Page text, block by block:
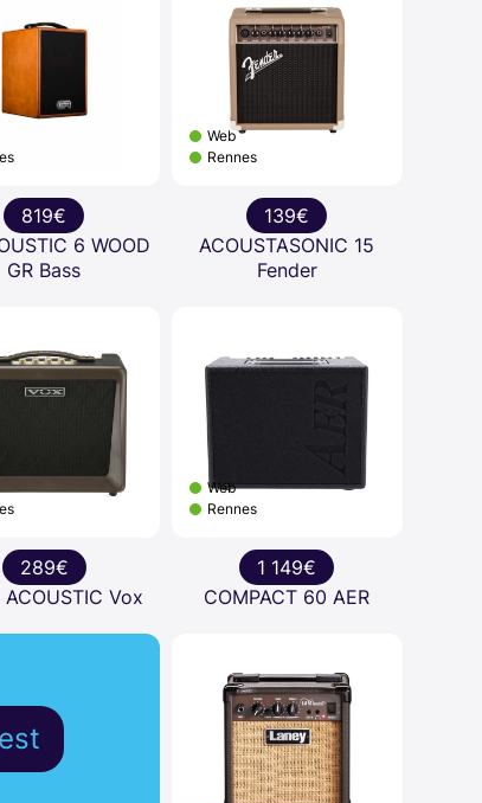
819€
6 WOOD
GR Bass
Web
Rennes
139€
ACOUSTASONIC 15
Fender
289€
Vox
Web
Rennes
1 149€
COMPACT 60 AER